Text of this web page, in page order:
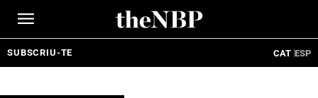
SUBSCRIU-TE CAT ESP